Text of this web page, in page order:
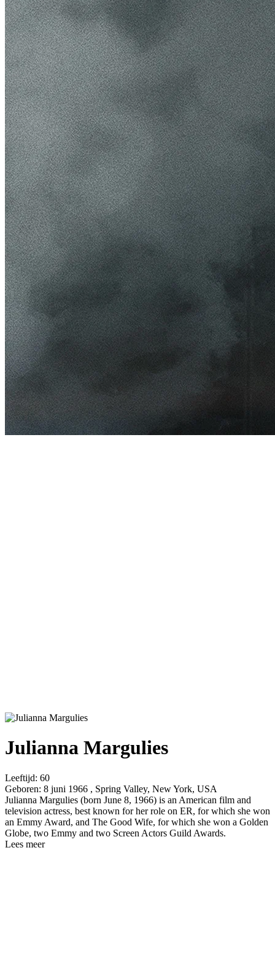
Julianna Margulies
Leeftijd: 60
Geboren: 8 juni 1966 , Spring Valley, New York, USA
Julianna Margulies (born June 8, 1966) is an American film and
television actress, best known for her role on ER, for which she won
an Emmy Award, and The Good Wife, for which she won a Golden
Globe, two Emmy and two Screen Actors Guild Awards.
Lees meer